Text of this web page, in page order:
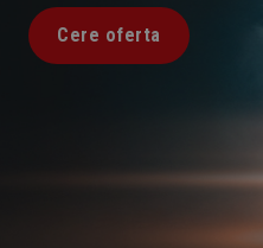
Cere oferta